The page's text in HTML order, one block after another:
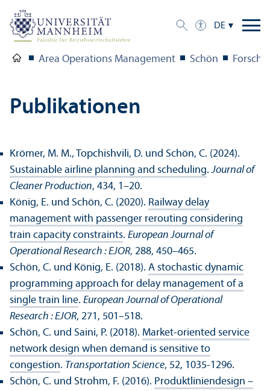
DE
Area Operations Management Schön
Publikationen
Krömer, M. M., Topchishvili, D. und Schön, C. (2024).
Sustainable airline planning and scheduling.Journal of
Cleaner Production, 434, 1–20.
König, E. und Schön, C. (2020). Railway delay
management with passenger rerouting considering
train capacity constraints. European Journal of
Operational Research : EJOR, 288, 450–465.
Schön, C. und König, E. (2018). A stochastic dynamic
programming approach for delay management of a
single train line. European Journal of Operational
Research : EJOR, 271, 501–518.
Schön, C. und Saini, P. (2018). Market-oriented service
network design when demand is sensitive to
congestion. Trans­portation Science, 52, 1035-1296.
Schön, C. und Strohm, F. (2016). Produktliniendesign –